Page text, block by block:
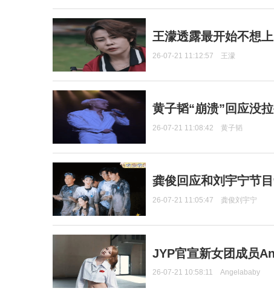
王濛透露最开始不想
26-07-21 11:12:57 王濛
黄子韬“崩溃”回应没
26-07-21 11:08:42 黄子韬
龚俊回应和刘宇宁节
26-07-21 11:05:47 龚俊刘宇宁
JYP官宣新女团成员
26-07-21 10:58:11 Angelababy